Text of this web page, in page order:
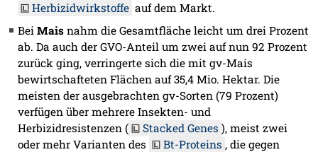
Herbizidwirkstoffe auf dem Markt.
Bei Mais nahm die Gesamtfläche leicht um drei Prozent
ab. Da auch der GVO-Anteil um zwei auf nun 92 Prozent
zurück ging, verringerte sich die mit gv-Mais
bewirtschafteten Flächen auf 35,4 Mio. Hektar. Die
meisten der ausgebrachten gv-Sorten (79 Prozent)
verfügen über mehrere Insekten- und
Herbizidresistenzen (
Stacked Genes ), meist zwei
oder mehr Varianten des
Bt-Proteins , die gegen